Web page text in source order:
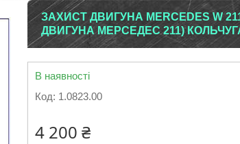
ЗАХИСТ ДВИГУНА MERCEDES W
ДВИГУНА МЕРСЕДЕС 211)
В наявності
Код: 1.0823.00
4 200 ₴